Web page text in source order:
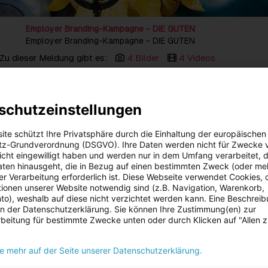
Employer Branding-Kampagne - DIE GUTEN
Employer Branding-Kampagne - DIE GUTEN
Zu dieser Meldung gibt es: 4 Bilder 4 Videos
Urlaubsstimmung, das Wasser randvoll mit Emotionen und der
Gespräch? In der dritten Staffel der Employer Branding-
Hause von Studio Sonntag treffen skurrile Situationen auf reale
mit viel Humor und Augenzwinkern vom Alltag bei der
neue kurzweilige Online-Spots im Mockumentary-Stil geben
Sonne, Wind und Wasser als Kolleg:innen der Energie AG-
und das positive Feedback bestätigen uns in unserem Schritt, mit
Zugang neue Wege im Employer Branding zu einzuschlagen.
ist der nachhaltige Imagegewinn in der jungen Zielgruppe der
der Kampagne steigt die positive Bewertung der Energie
freut Karin Strobl, Leitung Konzernkommunikation und Marketing.
im PowerTower der Energie AG in Linz – mit tatkräftiger
schützt Ihre Privatsphäre durch die Einhaltung der europäischen
Grundverordnung (DSGVO). Ihre Daten werden nicht für Zwecke
eingewilligt haben und werden nur in dem Umfang verarbeitet,
hinausgeht, die in Bezug auf einen bestimmten Zweck (oder
Verarbeitung erforderlich ist. Diese Webseite verwendet Cookies,
unserer Website notwendig sind (z.B. Navigation, Warenkorb,
weshalb auf diese nicht verzichtet werden kann. Eine
der Datenschutzerklärung. Sie können Ihre Zustimmung(en) zur
für bestimmte Zwecke unten oder durch Klicken auf "Allen
mehr auf der Seite unserer Datenschutzerklärung.